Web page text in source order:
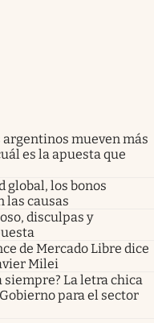
argentinos mueven más
es la apuesta que
global, los bonos
las causas
disculpas y
de Mercado Libre dice
Milei
siempre? La letra chica
para el sector